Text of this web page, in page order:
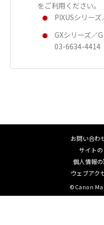
をご利用ください。
PIXUSシリー
GXシリーズ／
03-6634-4414
お問い合わ
サイト
個人情報
ウェブアク
©Canon